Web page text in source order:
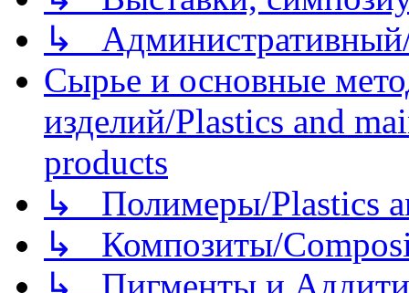
↳
Сырье и основные
изделий/Plastics and
products
↳ Полимеры/Plastics
↳ Композиты/